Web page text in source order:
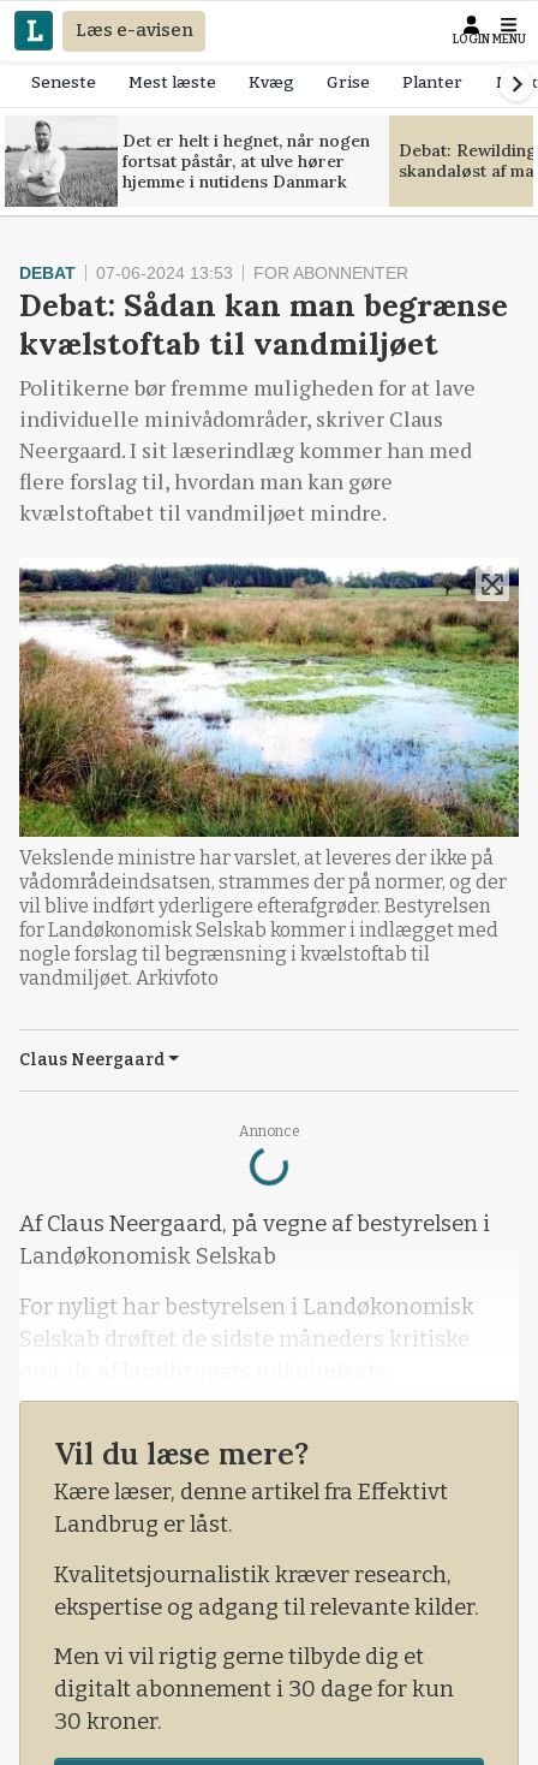
Læs e-avisen LOGIN MENU
Seneste Mest læste Kvæg Grise Planter
Det er helt i hegnet, når nogen
fortsat påstår, at ulve hører
hjemme i nutidens Danmark
Debat:
skandaløst af
Annonce
Loading...
DEBAT 07-06-2024 13:53 FOR ABONNENTER
Debat: Sådan kan man begrænse
kvælstoftab til vandmiljøet
Politikerne bør fremme muligheden for at lave
individuelle minivådområder, skriver Claus
Neergaard. I sit læserindlæg kommer han med
flere forslag til, hvordan man kan gøre
kvælstoftabet til vandmiljøet mindre.
Vekslende ministre har varslet, at leveres der ikke på
vådområdeindsatsen, strammes der på normer, og der
vil blive indført yderligere efterafgrøder. Bestyrelsen
for Landøkonomisk Selskab kommer i indlægget med
nogle forslag til begrænsning i kvælstoftab til
vandmiljøet. Arkivfoto
Claus Neergaard
Af Claus Neergaard, på vegne af bestyrelsen i
Landøkonomisk Selskab
For nyligt har bestyrelsen i Landøkonomisk
Selskab drøftet de sidste måneders kritiske
af fremdriften i etablering af tiltag, der kan
reducere belastningen af de nærmaritime
vandområder med næringsstoffer. Noget, som
gentaget 4. oktober 2021.
Vil du læse mere?
Kære læser, denne artikel fra Effektivt
Landbrug er låst.
Kvalitetsjournalistik kræver research,
ekspertise og adgang til relevante kilder.
Men vi vil rigtig gerne tilbyde dig et
digitalt abonnement i 30 dage for kun
30 kroner.